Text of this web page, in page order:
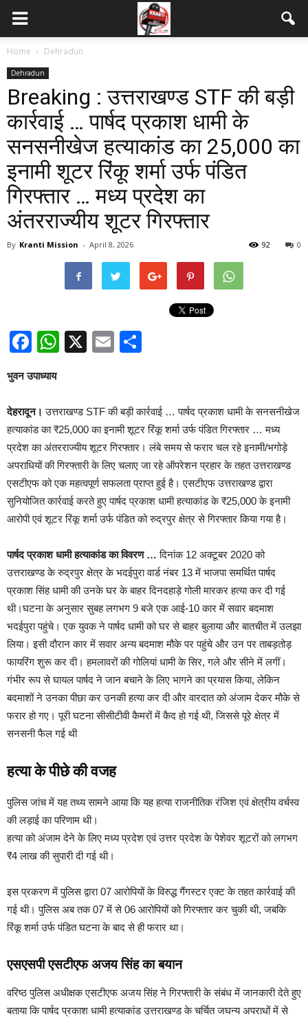
Home Dehradun
Dehradun
Breaking : उत्तराखण्ड STF की बड़ी
कार्रवाई … पार्षद प्रकाश धामी के
सनसनीखेज हत्याकांड का ₹25,000 का
इनामी शूटर रिंकू शर्मा उर्फ पंडित
गिरफ्तार … मध्य प्रदेश का
अंतरराज्यीय शूटर गिरफ्तार
By Kranti Mission - April 8, 2026 0
92
Facebook
WhatsApp
X Email
भुवन उपाध्याय
देहरादून। उत्तराखण्ड STF की बड़ी कार्रवाई … पार्षद प्रकाश धामी के सनसनीखेज
हत्याकांड का ₹25,000 का इनामी शूटर रिंकू शर्मा उर्फ पंडित गिरफ्तार … मध्य
प्रदेश का अंतरराज्यीय शूटर गिरफ्तार। लंबे समय से फरार चल रहे इनामी/भगोड़े
अपराधियों की गिरफ्तारी के लिए चलाए जा रहे ऑपरेशन प्रहार के तहत उत्तराखण्ड
एसटीएफ को एक महत्वपूर्ण सफलता प्राप्त हुई है। एसटीएफ उत्तराखण्ड द्वारा
सुनियोजित कार्रवाई करते हुए पार्षद प्रकाश धामी हत्याकांड के ₹25,000 के इनामी
आरोपी एवं शूटर रिंकू शर्मा उर्फ पंडित को रुद्रपुर क्षेत्र से गिरफ्तार किया गया है।
पार्षद प्रकाश धामी हत्याकांड का विवरण …दिनांक 12 अक्टूबर 2020 को
उत्तराखण्ड के रुद्रपुर क्षेत्र के भदईपुरा वार्ड नंबर 13 में भाजपा समर्थित पार्षद
प्रकाश सिंह धामी की उनके घर के बाहर दिनदहाड़े गोली मारकर हत्या कर दी गई
थी।घटना के अनुसार सुबह लगभग 9 बजे एक आई-10 कार में सवार बदमाश
भदईपुरा पहुंचे। एक युवक ने पार्षद धामी को घर से बाहर बुलाया और बातचीत में उलझा
लिया। इसी दौरान कार में सवार अन्य बदमाश मौके पर पहुंचे और उन पर ताबड़तोड़
फायरिंग शुरू कर दी। हमलावरों की गोलियां धामी के सिर, गले और सीने में लगीं।
गंभीर रूप से घायल पार्षद ने जान बचाने के लिए भागने का प्रयास किया, लेकिन
बदमाशों ने उनका पीछा कर उनकी हत्या कर दी और वारदात को अंजाम देकर मौके से
फरार हो गए। पूरी घटना सीसीटीवी कैमरों में कैद हो गई थी, जिससे पूरे क्षेत्र में
सनसनी फैल गई थी
हत्या के पीछे की वजह
पुलिस जांच में यह तथ्य सामने आया कि यह हत्या राजनीतिक रंजिश एवं क्षेत्रीय वर्चस्व
की लड़ाई का परिणाम थी।
हत्या को अंजाम देने के लिए मध्य प्रदेश एवं उत्तर प्रदेश के पेशेवर शूटरों को लगभग
₹4 लाख की सुपारी दी गई थी।
इस प्रकरण में पुलिस द्वारा 07 आरोपियों के विरुद्ध गैंगस्टर एक्ट के तहत कार्रवाई की
गई थी। पुलिस अब तक 07 में से 06 आरोपियों को गिरफ्तार कर चुकी थी, जबकि
रिंकू शर्मा उर्फ पंडित घटना के बाद से ही फरार था।
एसएसपी एसटीएफ अजय सिंह का बयान
वरिष्ठ पुलिस अधीक्षक एसटीएफ अजय सिंह ने गिरफ्तारी के संबंध में जानकारी देते हुए
बताया कि पार्षद प्रकाश धामी हत्याकांड उत्तराखण्ड के चर्चित जघन्य अपराधों में से